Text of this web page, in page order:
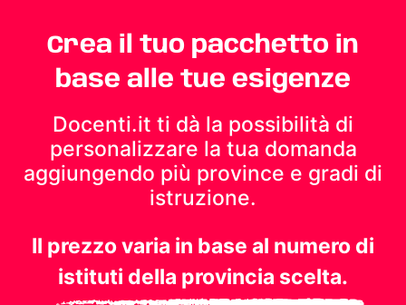
Crea il tuo pacchetto in
base alle tue esigenze
Docenti.it ti dà la possibilità di
personalizzare la tua domanda
aggiungendo più province e gradi di
istruzione.
Il prezzo varia in base al numero di
istituti della provincia scelta.